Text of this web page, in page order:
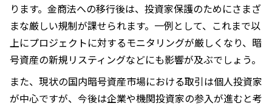
ります。金商法への移行後は、投資家保護のためにさまざ
まな厳しい規制が課せられます。一例として、これまで以
上にプロジェクトに対するモニタリングが厳しくなり、暗
号資産の新規リスティングなどにも影響が及ぶでしょう。
また、現状の国内暗号資産市場における取引は個人投資家
が中心ですが、今後は企業や機関投資家の参入が進むと考